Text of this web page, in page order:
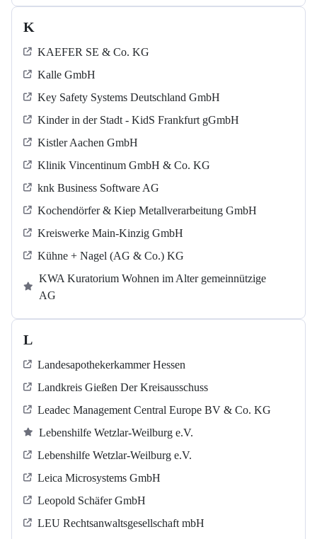
K
KAEFER SE & Co. KG
Kalle GmbH
Key Safety Systems Deutschland GmbH
Kinder in der Stadt - KidS Frankfurt gGmbH
Kistler Aachen GmbH
Klinik Vincentinum GmbH & Co. KG
knk Business Software AG
Kochendörfer & Kiep Metallverarbeitung GmbH
Kreiswerke Main-Kinzig GmbH
Kühne + Nagel (AG & Co.) KG
KWA Kuratorium Wohnen im Alter gemeinnützige
AG
L
Landesapothekerkammer Hessen
Landkreis Gießen Der Kreisausschuss
Leadec Management Central Europe BV & Co. KG
Lebenshilfe Wetzlar-Weilburg e.V.
Lebenshilfe Wetzlar-Weilburg e.V.
Leica Microsystems GmbH
Leopold Schäfer GmbH
LEU Rechtsanwaltsgesellschaft mbH